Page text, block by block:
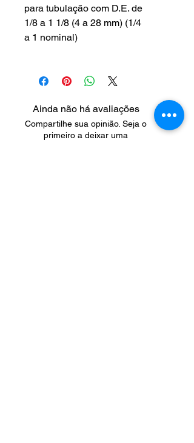
para tubulação com D.E. de
1/8 a 1 1/8 (4 a 28 mm) (1/4
a 1 nominal)
Ainda não há avaliações
Compartilhe sua opinião. Seja o
primeiro a deixar uma